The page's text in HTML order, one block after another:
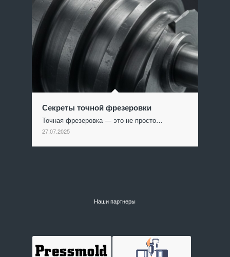
Секреты точной фрезеровки
Точная фрезеровка — это не просто…
27.07.2025
Наши партнеры